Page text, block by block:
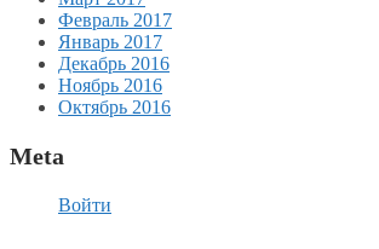
Февраль 2017
Январь 2017
Декабрь 2016
Ноябрь 2016
Октябрь 2016
Meta
Войти